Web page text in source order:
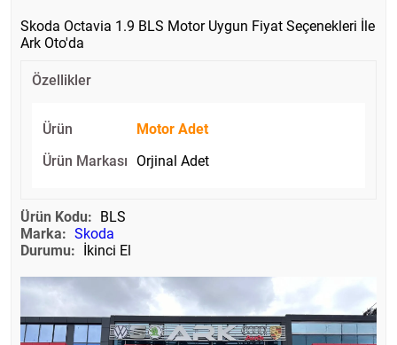
Skoda Octavia 1.9 BLS Motor Uygun Fiyat Seçenekleri İle
Ark Oto'da
Özellikler
Ürün
Motor Adet
Ürün Markası
Orjinal Adet
Ürün Kodu: BLS
Marka: Skoda
Durumu: İkinci El